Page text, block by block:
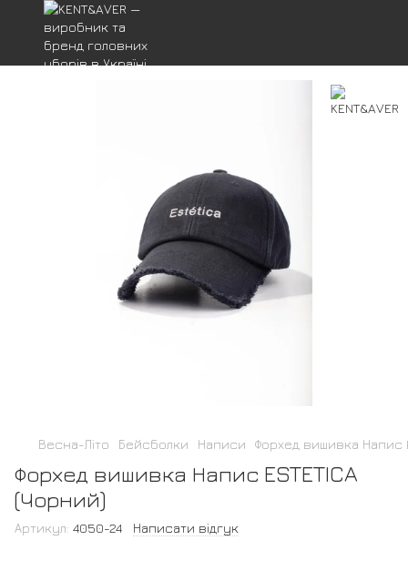
Весна-Літо Бейсболки Написи Форхед вишивка Напис
Форхед вишивка Напис ESTETICA
(Чорний)
Артикул: 4050-24 Написати відгук